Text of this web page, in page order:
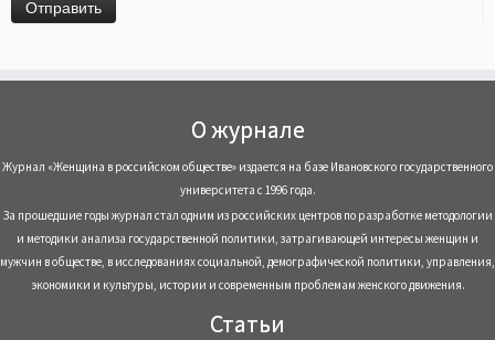
О журнале
Журнал «Женщина в российском обществе» издается на базе Ивановского государственного
университета с 1996 года.
За прошедшие годы журнал стал одним из российских центров по разработке методологии
и методики анализа государственной политики, затрагивающей интересы женщин и
мужчин в обществе, в исследованиях социальной, демографической политики, управления,
экономики и культуры, истории и современным проблемам женского движения.
Статьи